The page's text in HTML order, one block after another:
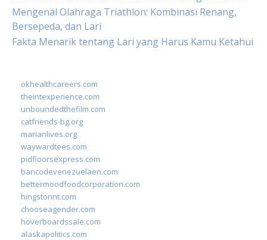
Mengenal Olahraga Triathlon: Kombinasi Renang,
Bersepeda, dan Lari
Fakta Menarik tentang Lari yang Harus Kamu Ketahui
okhealthcareers.com
theintexperience.com
unboundedthefilm.com
catfriends-bg.org
marianlives.org
waywardtees.com
pidfloorsexpress.com
bancodevenezuelaen.com
bettermoodfoodcorporation.com
hingstonnt.com
chooseagender.com
hoverboardssale.com
alaskapolitics.com